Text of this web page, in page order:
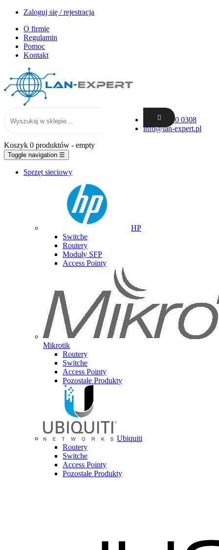
Zaloguj się / rejestracja
O firmie
Regulamin
Pomoc
Kontakt
+48 62 300 0308
info@lan-expert.pl
Koszyk 0 produktów - empty
Toggle navigation ☰
Sprzęt sieciowy
HP
Switche
Routery
Moduły SFP
Access Pointy
Mikrotik
Routery
Switche
Access Pointy
Pozostałe Produkty
Ubiquiti
Routery
Switche
Access Pointy
Pozostałe Produkty